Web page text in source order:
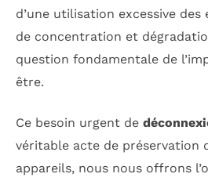
d’une utilisation excessive
de concentration et
question fondamentale de
être.
Ce besoin urgent de
véritable acte de préservation
appareils, nous nous offrons